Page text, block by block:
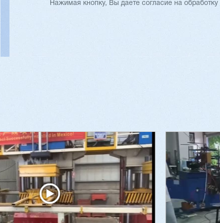
Нажимая кнопку, Вы даете согласие на обработку